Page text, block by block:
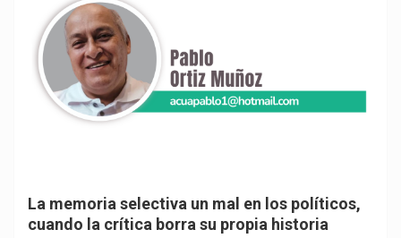
La memoria selectiva un mal en los políticos,
cuando la crítica borra su propia historia